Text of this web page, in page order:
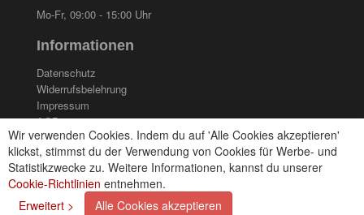
Wir verwenden Cookies. Indem du auf 'Alle Cookies akzeptieren'
klickst, stimmst du der Verwendung von Cookies für Werbe- und
Statistikzwecke zu. Weitere Informationen, kannst du unserer
Cookie-Richtlinien entnehmen.
Erweitert >
Alle Cookies akzeptieren
Mo-Fr, 09:00 - 15:00 Uhr
Informationen
Datenschutz
Widerrufsbelehrung
Impressum
AGB
Kontakt
Cookies einstellungen
Zahlungsarten